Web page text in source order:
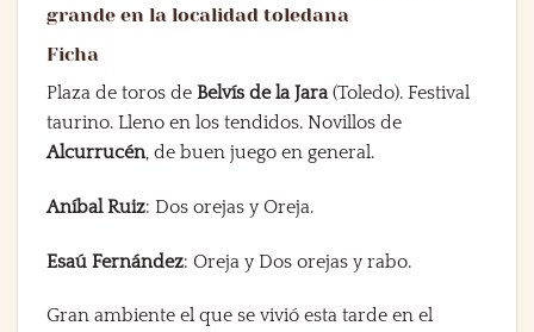
grande en la localidad toledana
Ficha
Plaza de toros de Belvís de la Jara(Toledo). Festival
taurino. Lleno en los tendidos. Novillos de
Alcurrucén, de buen juego en general.
Aníbal Ruiz: Dos orejas y Oreja.
Esaú Fernández: Oreja y Dos orejas y rabo.
Gran ambiente el que se vivió esta tarde en el